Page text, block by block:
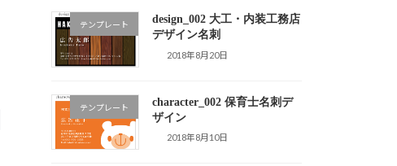
テンプレート
design_002 大工・内装工務店
デザイン名刺
2018年8月20日
テンプレート
character_002 保育士名刺デ
ザイン
2018年8月10日